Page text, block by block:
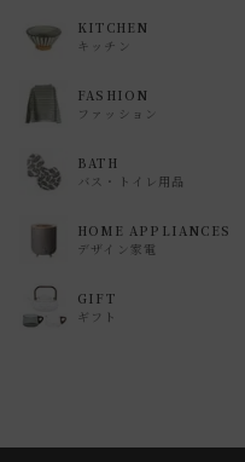
KITCHEN
キッチン
FASHION
ファッション
BATH
バス・トイレ用品
HOME APPLIANCES
デザイン家電
GIFT
ギフト